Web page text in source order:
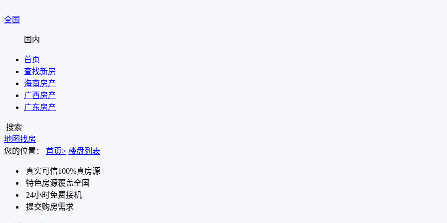
全国
国内
首页
查找新房
海南房产
广西房产
广东房产
搜索
地图找房
您的位置：
首页> 楼盘列表
真实可信100%真房源
特色房源覆盖全国
24小时免费接机
提交购房需求